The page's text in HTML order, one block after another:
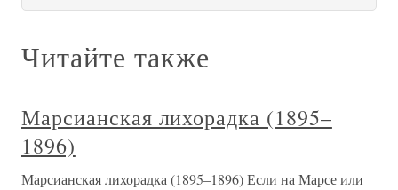
Читайте также
Марсианская лихорадка (1895–
1896)
Марсианская лихорадка (1895–1896) Если на Марсе или